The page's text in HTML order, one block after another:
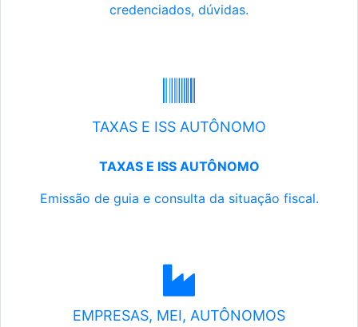
credenciados, dúvidas.
TAXAS E ISS AUTÔNOMO
TAXAS E ISS AUTÔNOMO
Emissão de guia e consulta da situação fiscal.
EMPRESAS, MEI, AUTÔNOMOS